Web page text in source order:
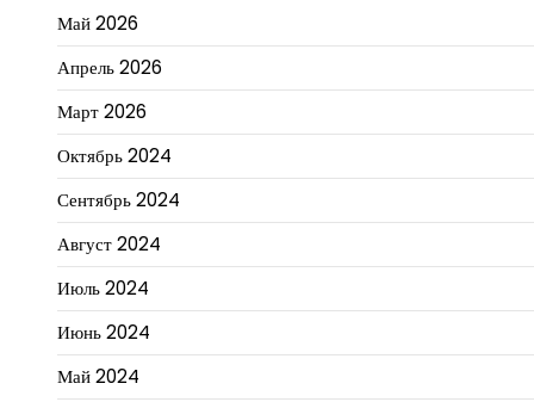
Май 2026
Апрель 2026
Март 2026
Октябрь 2024
Сентябрь 2024
Август 2024
Июль 2024
Июнь 2024
Май 2024